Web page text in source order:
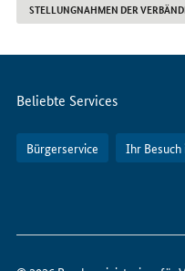
STELLUNGNAHMEN DER
Servicemenü
Beliebte Services
Bürgerservice Ihr
erreichen